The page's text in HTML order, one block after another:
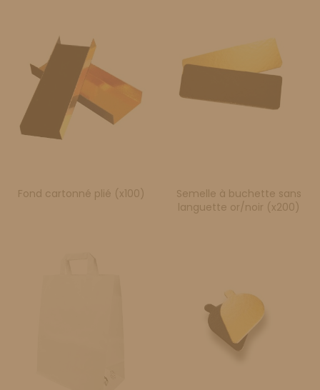
Fond cartonné plié (x100)
Semelle à buchette sans
languette or/noir (x200)